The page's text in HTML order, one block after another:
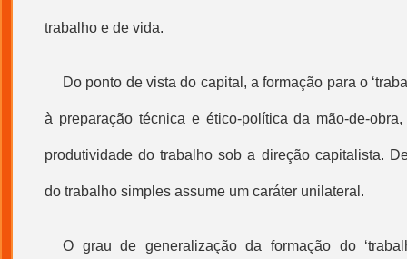
trabalho e de vida.
Do ponto de vista do capital, a formação para o ‘
à preparação técnica e ético-política da mão-de-
produtividade do trabalho sob a direção capitalista.
do trabalho simples assume um caráter unilateral.
O grau de generalização da formação do ‘